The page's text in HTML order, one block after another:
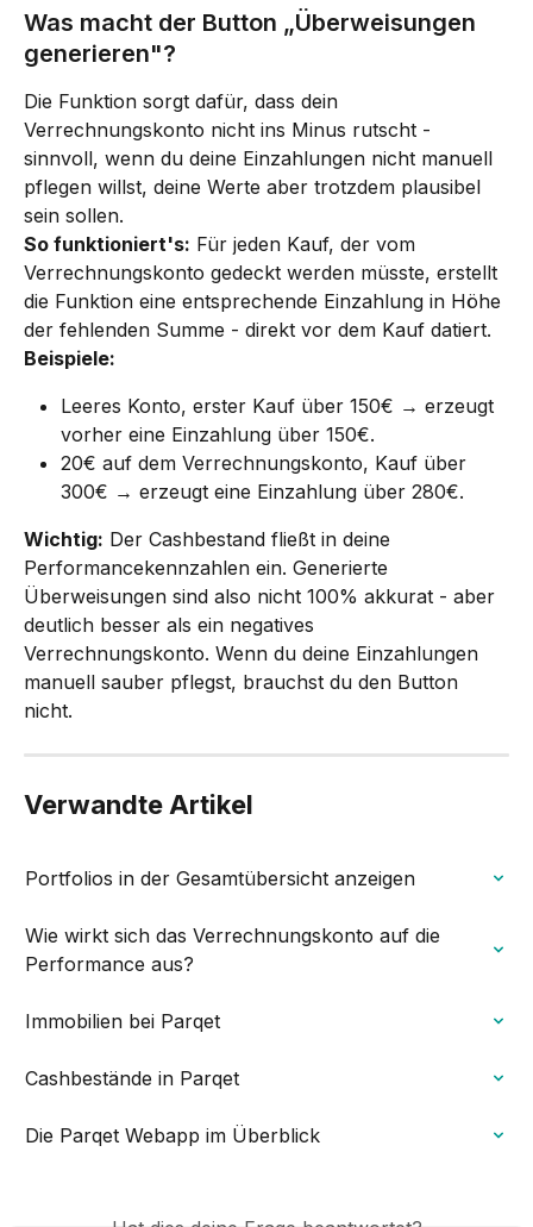
Was macht der Button „Überweisungen
generieren"?
Die Funktion sorgt dafür, dass dein
Verrechnungskonto nicht ins Minus rutscht -
sinnvoll, wenn du deine Einzahlungen nicht manuell
pflegen willst, deine Werte aber trotzdem plausibel
sein sollen.
So funktioniert's: Für jeden Kauf, der vom
Verrechnungskonto gedeckt werden müsste, erstellt
die Funktion eine entsprechende Einzahlung in Höhe
der fehlenden Summe - direkt vor dem Kauf datiert.
Beispiele:
Leeres Konto, erster Kauf über 150€ → erzeugt
vorher eine Einzahlung über 150€.
20€ auf dem Verrechnungskonto, Kauf über
300€ → erzeugt eine Einzahlung über 280€.
Wichtig: Der Cashbestand fließt in deine
Performancekennzahlen ein. Generierte
Überweisungen sind also nicht 100% akkurat - aber
deutlich besser als ein negatives
Verrechnungskonto. Wenn du deine Einzahlungen
manuell sauber pflegst, brauchst du den Button
nicht.
Verwandte Artikel
Portfolios in der Gesamtübersicht anzeigen
Wie wirkt sich das Verrechnungskonto auf die
Performance aus?
Immobilien bei Parqet
Cashbestände in Parqet
Die Parqet Webapp im Überblick